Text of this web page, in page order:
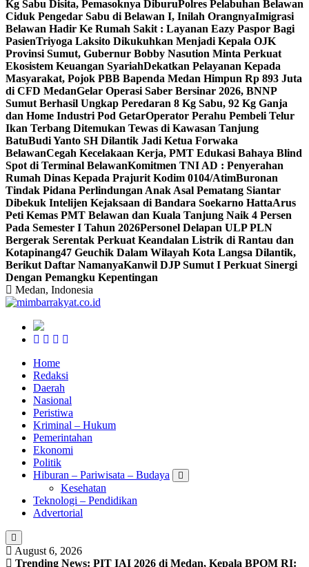
Kg Sabu Disita, Pemasoknya DiburuPolres Pelabuhan Belawan
Ciduk Pengedar Sabu di Belawan I, Inilah OrangnyaImigrasi
Belawan Hadir Ke Rumah Sakit : Layanan Eazy Paspor Bagi
PasienTriyoga Laksito Dikukuhkan Menjadi Kepala OJK
Provinsi Sumut, Gubernur Bobby Nasution Minta Perkuat
Ekosistem Keuangan SyariahDekatkan Pelayanan Kepada
Masyarakat, Pojok PBB Bapenda Medan Himpun Rp 893 Juta
di CFD MedanGelar Operasi Saber Bersinar 2026, BNNP
Sumut Berhasil Ungkap Peredaran 8 Kg Sabu, 92 Kg Ganja
dan Home Industri Pod Getar‎‎Operator Perahu Pembeli Telur
Ikan Terbang Ditemukan Tewas di Kawasan Tanjung
BatuBudi Yanto SH Dilantik Jadi Ketua Forwaka
BelawanCegah Kecelakaan Kerja, PMT Edukasi Bahaya Blind
Spot di Terminal BelawanKomitmen TNI AD : Penyerahan
Rumah Dinas Kepada Prajurit Kodim 0104/AtimBuronan
Tindak Pidana Perlindungan Anak Asal Pematang Siantar
Dibekuk Intelijen Kejaksaan di Bandara Soekarno HattaArus
Peti Kemas PMT Belawan dan Kuala Tanjung Naik 4 Persen
Pada Semester I Tahun 2026Personel Delapan ULP PLN
Bergerak Serentak Perkuat Keandalan Listrik di Rantau dan
Kotapinang47 Geuchik Dalam Wilayah Kota Langsa Dilantik,
Berikut Daftar NamanyaKanwil DJP Sumut I Perkuat Sinergi
Dengan Pemangku Kepentingan
Medan, Indonesia
Home
Redaksi
Daerah
Nasional
Peristiwa
Kriminal – Hukum
Pemerintahan
Ekonomi
Politik
Hiburan – Pariwisata – Budaya
Kesehatan
Teknologi – Pendidikan
Advertorial
August 6, 2026
Trending News: PIT IAI 2026 di Medan, Kepala BPOM RI: